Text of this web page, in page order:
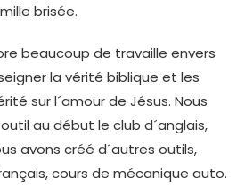
brisée.
beaucoup de travaille envers
la vérité biblique et les
sur l´amour de Jésus. Nous
au début le club d´anglais,
avons créé d´autres outils,
cours de mécanique auto.